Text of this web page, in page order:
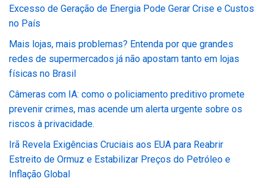
Excesso de Geração de Energia Pode Gerar Crise e Custos
no País
Mais lojas, mais problemas? Entenda por que grandes
redes de supermercados já não apostam tanto em lojas
físicas no Brasil
Câmeras com IA: como o policiamento preditivo promete
prevenir crimes, mas acende um alerta urgente sobre os
riscos à privacidade.
Irã Revela Exigências Cruciais aos EUA para Reabrir
Estreito de Ormuz e Estabilizar Preços do Petróleo e
Inflação Global